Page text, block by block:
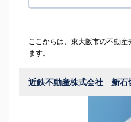
ここからは、東大阪市の不動
ます。
近鉄不動産株式会社 新石